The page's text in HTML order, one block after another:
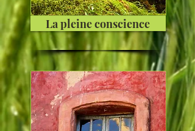
La pleine conscience